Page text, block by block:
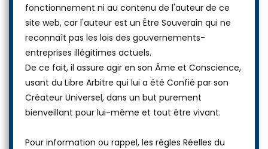
fonctionnement ni au contenu de l'auteur de ce
site web, car l'auteur est un Être Souverain qui ne
reconnaît pas les lois des gouvernements-
entreprises illégitimes actuels.
De ce fait, il assure agir en son Âme et Conscience,
usant du Libre Arbitre qui lui a été Confié par son
Créateur Universel, dans un but purement
bienveillant pour lui-même et tout être vivant.
Pour information ou rappel, les règles Réelles du